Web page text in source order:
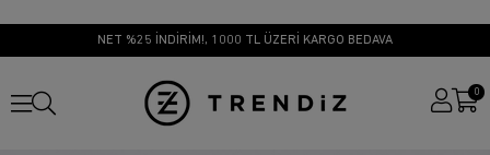
NET %25 İNDİRİM!, 1000 TL ÜZERİ KARGO BEDAVA
0